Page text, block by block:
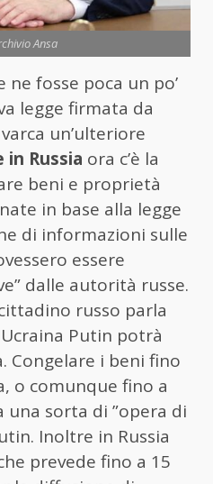
Ansa
ne fosse poca un po’
legge firmata da
un’ulteriore
Russia ora c’è la
beni e proprietà
in base alla legge
di informazioni sulle
essere
dalle autorità russe.
russo parla
Putin potrà
Congelare i beni fino
o comunque fino a
sorta di ”opera di
Inoltre in Russia
prevede fino a 15